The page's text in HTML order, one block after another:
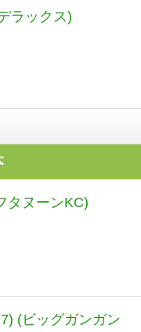
ラックス)
タヌーンKC)
(ビッグガンガン